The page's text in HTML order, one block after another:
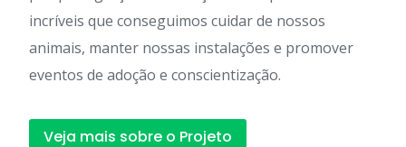
incríveis que conseguimos cuidar de nossos
animais, manter nossas instalações e promover
eventos de adoção e conscientização.
Veja mais sobre o Projeto